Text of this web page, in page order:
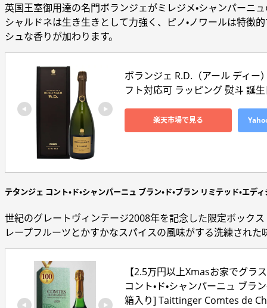
英国王室御用達の名門ボランジェがミレジメ・シャンパーニ
シャルドネは生き生きとして力強く、ピノ・ノワールは特
シュな香りが加わります。
ボランジェ R.D.（アール ディ
フト対応可 ラッピング 熨斗 誕
楽天市場で見る
テタンジェ コント・ド・シャンパーニュ ブラン・ド・ブラン リミテッド・エデ
世紀のグレートヴィンテージ2008年を記念した限定ボック
レープフルーツとかすかなスパイスの風味がする洗練された
【2.5万円以上Xmasお家でグラ
コント・ド・シャンパーニュ ブラ
箱入り] Taittinger Comtes de